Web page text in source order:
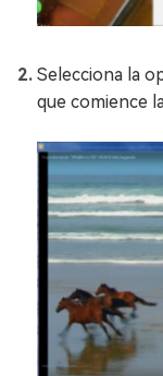
Selecciona la
que comience